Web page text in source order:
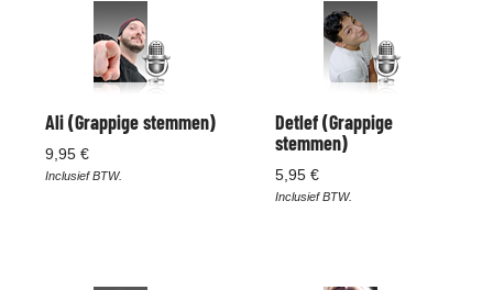
Ali (Grappige stemmen)
9,95 €
Inclusief BTW.
Detlef (Grappige
stemmen)
5,95 €
Inclusief BTW.